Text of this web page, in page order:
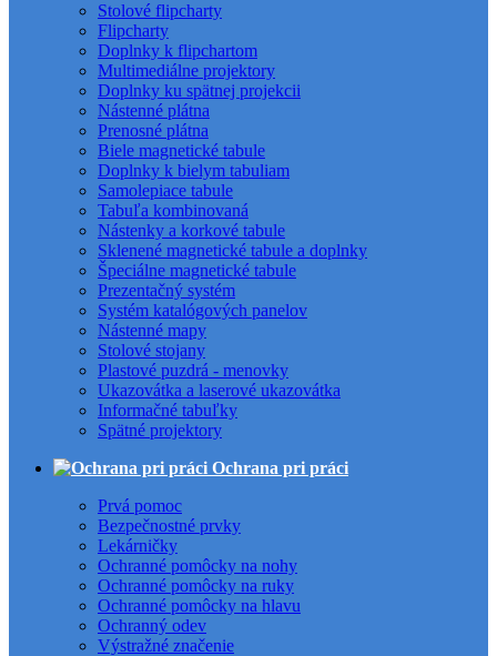
Stolové flipcharty
Flipcharty
Doplnky k flipchartom
Multimediálne projektory
Doplnky ku spätnej projekcii
Nástenné plátna
Prenosné plátna
Biele magnetické tabule
Doplnky k bielym tabuliam
Samolepiace tabule
Tabuľa kombinovaná
Nástenky a korkové tabule
Sklenené magnetické tabule a doplnky
Špeciálne magnetické tabule
Prezentačný systém
Systém katalógových panelov
Nástenné mapy
Stolové stojany
Plastové puzdrá - menovky
Ukazovátka a laserové ukazovátka
Informačné tabuľky
Spätné projektory
Ochrana pri práci
Prvá pomoc
Bezpečnostné prvky
Lekárničky
Ochranné pomôcky na nohy
Ochranné pomôcky na ruky
Ochranné pomôcky na hlavu
Ochranný odev
Výstražné značenie